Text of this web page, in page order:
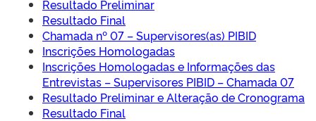
Resultado Preliminar
Resultado Final
Chamada nº 07 – Supervisores(as) PIBID
Inscrições Homologadas
Inscrições Homologadas e Informações das
Entrevistas – Supervisores PIBID – Chamada 07
Resultado Preliminar e Alteração de Cronograma
Resultado Final